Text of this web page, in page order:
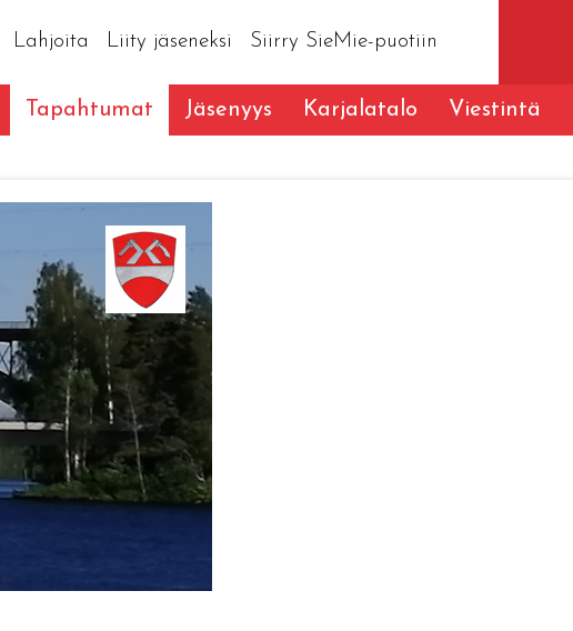
Lahjoita Liity jäseneksi Siirry SieMie-puotiin
Tapahtumat Jäsenyys Karjalatalo Viestintä